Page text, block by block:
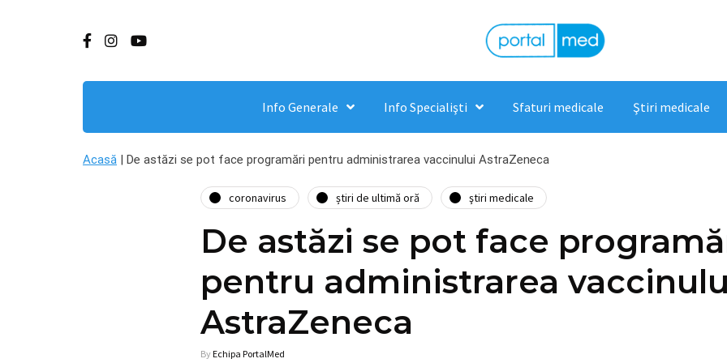
Info Generale Info Specialişti Sfaturi medicale Ştiri medicale
Acasă | De astăzi se pot face programări pentru administrarea vaccinului AstraZeneca
coronavirus știri de ultimă oră ştiri medicale
De astăzi se pot face
pentru administrarea
AstraZeneca
By Echipa PortalMed